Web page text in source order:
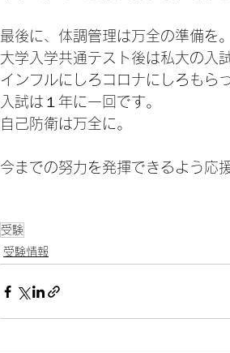
最後に、体調管理は万全の準備を。
大学入学共通テスト後は私大の入
インフルにしろコロナにしろもら
入試は１年に一回です。
自己防衛は万全に。
今までの努力を発揮できるよう応
受験
受験情報